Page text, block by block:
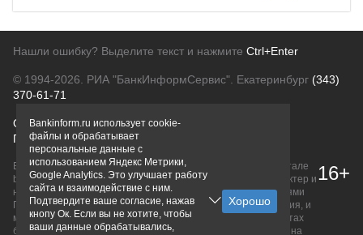
Нашли ошибку? Выделите текст и нажмите Ctrl+Enter
© 1994-2026. РИА "БанкИнформСервис". Екатеринбург (343)
370-61-71
О проектеПолитика конфиденциальности
Правовая информацияДля рекламодателей
Вся информация о продуктах банков, размещенная на портале
bankinform.ru, носит исключительно ознакомительный характер и
не является публичной офертой, определяемой положениями
ГК РФ. Информация не содержит точного и полного описания, и
может быть изменена. Конечные условия уточняйте на сайтах
банков или при личном обращении. Исключительное право на
16+
Bankinform.ru использует cookie-
файлы и обрабатывает
персональные данные с
использованием Яндекс Метрики,
Google Analytics. Это улучшает работу
сайта и взаимодействие с ним.
Подтвердите ваше согласие, нажав
кнопу Ок. Если вы не хотите, чтобы
ваши данные обрабатывались,